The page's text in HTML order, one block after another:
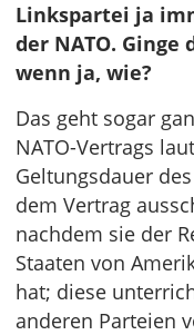
Linkspartei ja
der NATO. Ginge
wenn ja, wie?
Das geht sogar
NATO-Vertrags
Geltungsdauer
dem Vertrag
nachdem sie der
Staaten von
hat; diese
anderen Parteien